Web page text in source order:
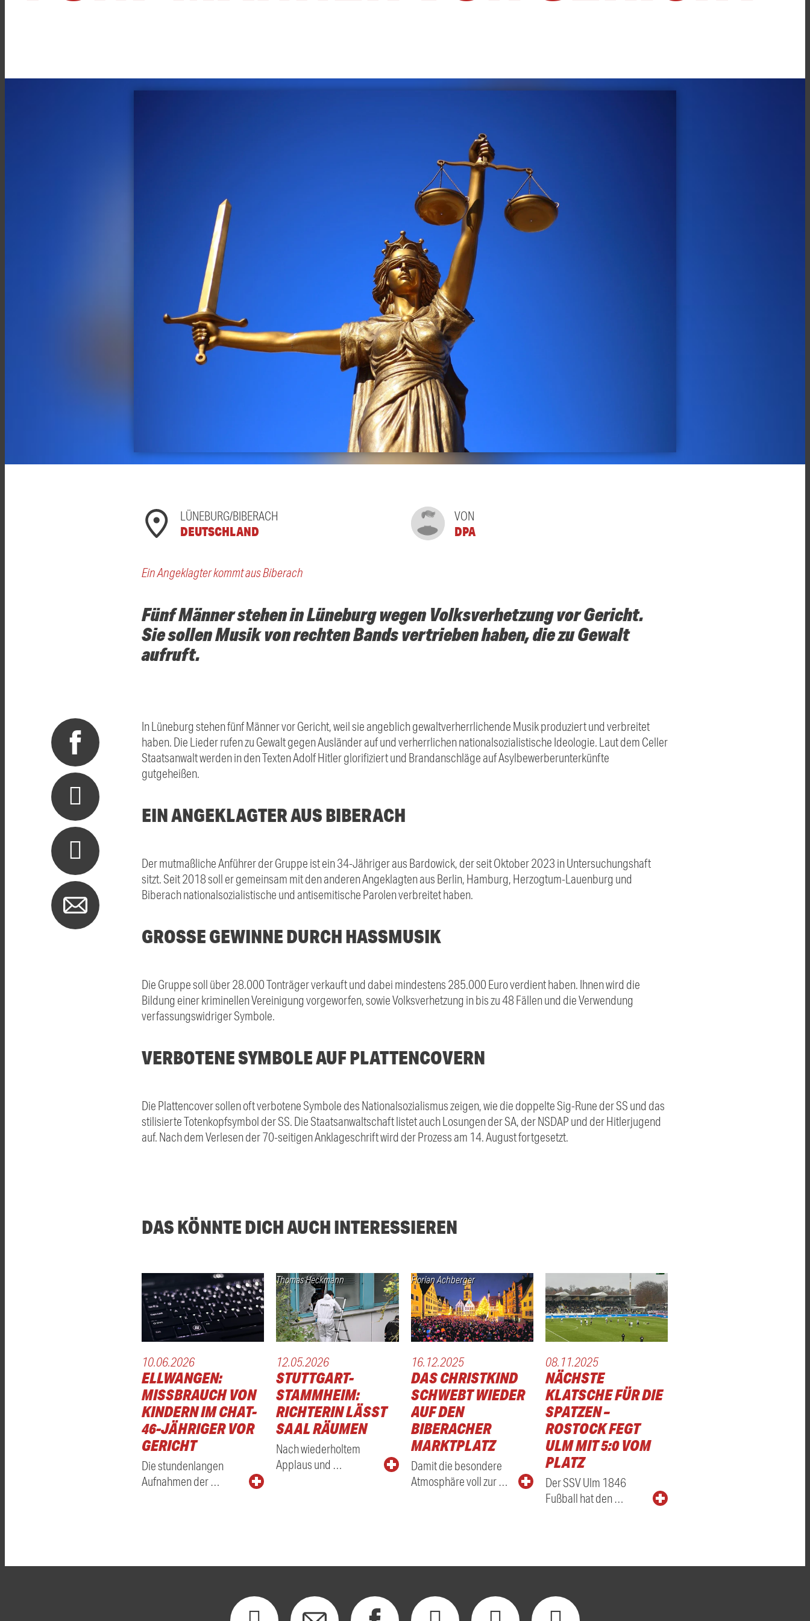
LÜNEBURG/BIBERACH
DEUTSCHLAND
VON
DPA
Ein Angeklagter kommt aus Biberach
Fünf Männer stehen in Lüneburg wegen Volksverhetzung vor Gericht.
Sie sollen Musik von rechten Bands vertrieben haben, die zu Gewalt
aufruft.
In Lüneburg stehen fünf Männer vor Gericht, weil sie angeblich gewaltverherrlichende Musik produziert und verbreitet
haben. Die Lieder rufen zu Gewalt gegen Ausländer auf und verherrlichen nationalsozialistische Ideologie. Laut dem Celler
Staatsanwalt werden in den Texten Adolf Hitler glorifiziert und Brandanschläge auf Asylbewerberunterkünfte
gutgeheißen.
EIN ANGEKLAGTER AUS BIBERACH
Der mutmaßliche Anführer der Gruppe ist ein 34-Jähriger aus Bardowick, der seit Oktober 2023 in Untersuchungshaft
sitzt. Seit 2018 soll er gemeinsam mit den anderen Angeklagten aus Berlin, Hamburg, Herzogtum-Lauenburg und
Biberach nationalsozialistische und antisemitische Parolen verbreitet haben.
GROSSE GEWINNE DURCH HASSMUSIK
Die Gruppe soll über 28.000 Tonträger verkauft und dabei mindestens 285.000 Euro verdient haben. Ihnen wird die
Bildung einer kriminellen Vereinigung vorgeworfen, sowie Volksverhetzung in bis zu 48 Fällen und die Verwendung
verfassungswidriger Symbole.
VERBOTENE SYMBOLE AUF PLATTENCOVERN
Die Plattencover sollen oft verbotene Symbole des Nationalsozialismus zeigen, wie die doppelte Sig-Rune der SS und das
stilisierte Totenkopfsymbol der SS. Die Staatsanwaltschaft listet auch Losungen der SA, der NSDAP und der Hitlerjugend
auf. Nach dem Verlesen der 70-seitigen Anklageschrift wird der Prozess am 14. August fortgesetzt.
DAS KÖNNTE DICH AUCH INTERESSIEREN
10.06.2026
ELLWANGEN:
MISSBRAUCH VON
KINDERN IM CHAT-
46-JÄHRIGER VOR
GERICHT
Die stundenlangen
Aufnahmen der …
Thomas Heckmann
12.05.2026
STUTTGART-
STAMMHEIM:
RICHTERIN LÄSST
SAAL RÄUMEN
Nach wiederholtem
Applaus und …
Florian Achberger
16.12.2025
DAS CHRISTKIND
SCHWEBT WIEDER
AUF DEN
BIBERACHER
MARKTPLATZ
Damit die besondere
Atmosphäre voll zur …
08.11.2025
NÄCHSTE
KLATSCHE FÜR DIE
SPATZEN –
ROSTOCK FEGT
ULM MIT 5:0 VOM
PLATZ
Der SSV Ulm 1846
Fußball hat den …